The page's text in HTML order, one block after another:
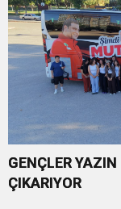
GENÇLER
ÇIKARIYOR